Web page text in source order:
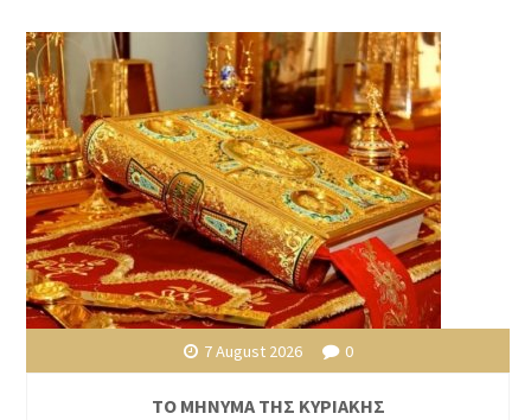
7 August 2026 0
ΤΟ ΜΗΝΥΜΑ ΤΗΣ ΚΥΡΙΑΚΗΣ